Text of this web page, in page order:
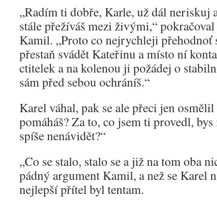
„Radím ti dobře, Karle, už dál neriskuj
stále přežíváš mezi živými,“
Kamil. „Proto co nejrychleji přehodnoť
přestaň svádět Kateřinu a místo ní
ctitelek a na kolenou ji požádej o
sám před sebou ochráníš.“
Karel váhal, pak se ale přeci jen
pomáháš? Za to, co jsem ti provedl, bys
spíše nenávidět?“
„Co se stalo, stalo se a již na tom oba
pádný argument Kamil, a než se Karel
nejlepší přítel byl tentam.